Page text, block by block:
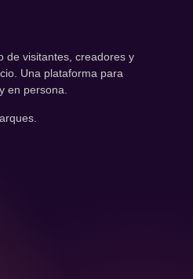
de visitantes, creadores y
Una plataforma para
en persona.